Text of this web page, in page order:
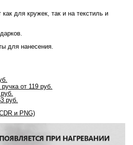
для кружек, так и на текстиль и
для нанесения.
от 119 руб.
руб.
и PNG)